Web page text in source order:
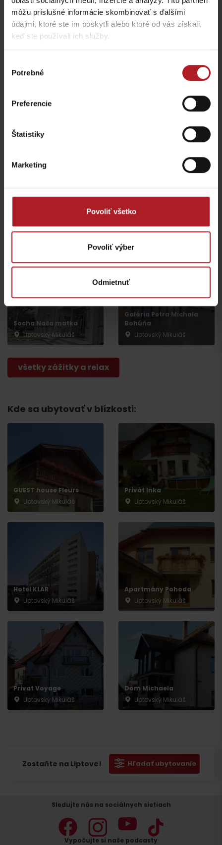
môžu príslušné informácie skombinovať s ďalšími
údajmi, ktoré ste im poskytli alebo ktoré od vás získali,
keď ste používali ich služby.
súhlasu
Potrebné
Preferencie
Štatistiky
Marketing
Povoliť všetko
Povoliť výber
Odmietnuť
všetky miesta kde jesť a piť
Aktivity a relax v gh blízkosti:
Slovenské múzeum
Liptovský Mikuláš
Liptovský Mikuláš
Liptovský Mikuláš
slovenského národa
Liptovský Mikuláš
Socha Naša matka
Liptovský Mikuláš
Galéria Petra Michala
Bohúňa
Liptovský Mikuláš
všetky zážitky a relax
Kde sa ubytovať v blízkosti:
GUEST house Fleurs
Liptovský Mikuláš
Privát Inka
Liptovský Mikuláš
Hotel KLAR
Liptovský Mikuláš
Apartmány Pohoda
Liptovský Mikuláš
Privat Voyage
Liptovský Mikuláš
Dom Michaela
Liptovský Mikuláš
Zostaňte na Liptove! Hľadať ubytovanie
Odchod
Sledujte nás na sociálnych sietiach
Vypočujte si naše podcasty